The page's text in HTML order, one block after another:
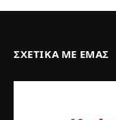
ΣΧΕΤΙΚΆ ΜΕ ΕΜΆΣ